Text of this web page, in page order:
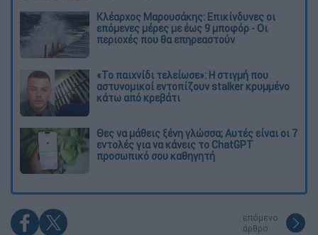
Κλέαρχος Μαρουσάκης: Επικίνδυνες οι
επόμενες μέρες με έως 9 μποφόρ - Οι
περιοχές που θα επηρεαστούν
«Το παιχνίδι τελείωσε»: Η στιγμή που
αστυνομικοί εντοπίζουν stalker κρυμμένο
κάτω από κρεβάτι
Θες να μάθεις ξένη γλώσσα; Αυτές είναι οι 7
εντολές για να κάνεις το ChatGPT
προσωπικό σου καθηγητή
επόμενο
άρθρο